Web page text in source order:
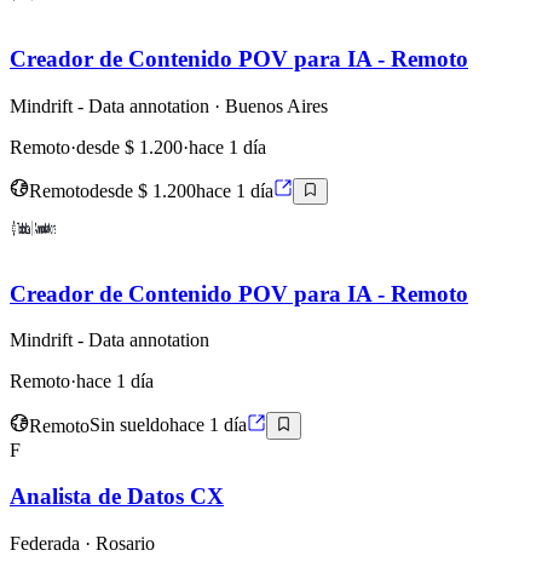
Creador de Contenido POV para IA - Remoto
Mindrift - Data annotation · Buenos Aires
Remoto·desde $ 1.200·hace 1 día
Remotodesde $ 1.200hace 1 día
Creador de Contenido POV para IA - Remoto
Mindrift - Data annotation
Remoto·hace 1 día
RemotoSin sueldohace 1 día
F
Analista de Datos CX
Federada · Rosario